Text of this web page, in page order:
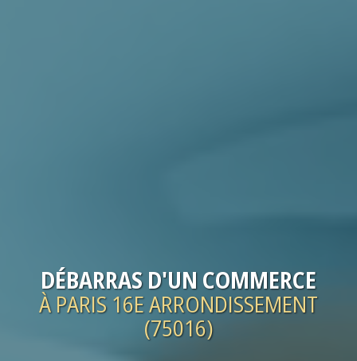
DÉBARRAS D'UN COMMERCE
À PARIS 16E ARRONDISSEMENT
(75016)